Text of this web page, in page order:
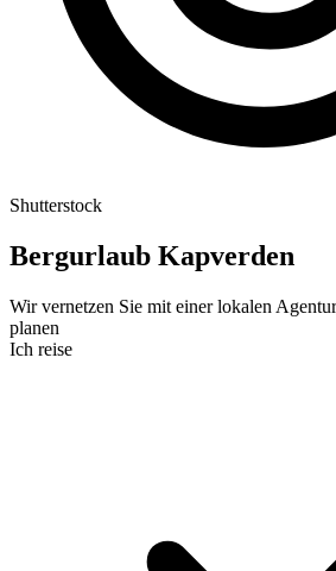
Shutterstock
Bergurlaub Kapverden
Wir vernetzen Sie mit einer lokalen
planen
Ich reise